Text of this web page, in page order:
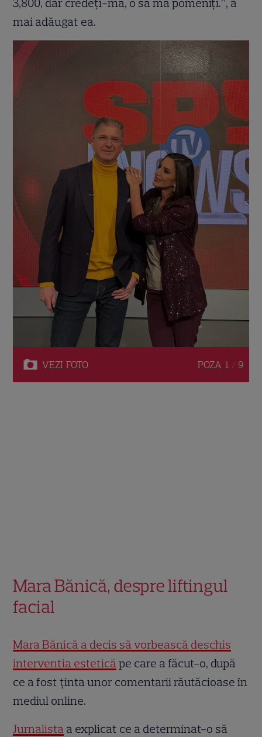
3,800, dar credeți-mă, o să mă pomeniți.”, a
mai adăugat ea.
VEZI FOTO POZA 1 / 9
Mara Bănică, despre liftingul
facial
Mara Bănică a decis să vorbească deschis
intervenția esteticăpe care a făcut-o, după
ce a fost ținta unor comentarii răutăcioase în
mediul online.
Jurnalista a explicat ce a determinat-o să